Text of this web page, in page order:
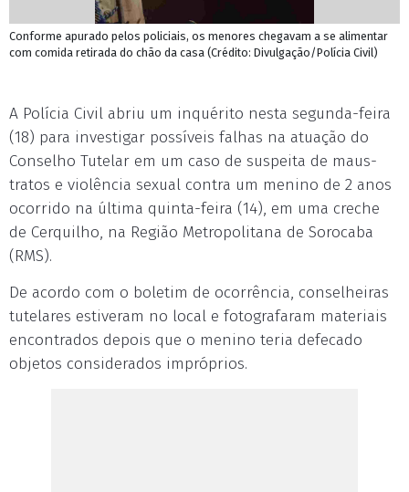
Conforme apurado pelos policiais, os menores chegavam a se alimentar
com comida retirada do chão da casa (Crédito: Divulgação/Polícia Civil)
A Polícia Civil abriu um inquérito nesta segunda-feira
(18) para investigar possíveis falhas na atuação do
Conselho Tutelar em um caso de suspeita de maus-
tratos e violência sexual contra um menino de 2 anos
ocorrido na última quinta-feira (14), em uma creche
de Cerquilho, na Região Metropolitana de Sorocaba
(RMS).
De acordo com o boletim de ocorrência, conselheiras
tutelares estiveram no local e fotografaram materiais
encontrados depois que o menino teria defecado
objetos considerados impróprios.